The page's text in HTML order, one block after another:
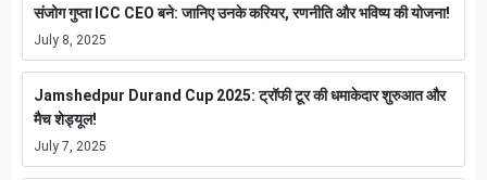
संजोग गुप्ता ICC CEO बने: जानिए उनके करियर, रणनीति और भविष्य की योजना!
July 8, 2025
Jamshedpur Durand Cup 2025: ट्रॉफी टूर की धमाकेदार शुरुआत और
मैच शेड्यूल!
July 7, 2025